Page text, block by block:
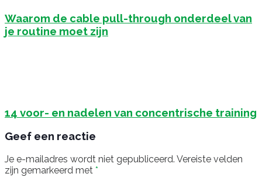
Waarom de cable pull-through onderdeel van
je routine moet zijn
14 voor- en nadelen van concentrische training
Geef een reactie
Je e-mailadres wordt niet gepubliceerd. Vereiste velden
zijn gemarkeerd met *